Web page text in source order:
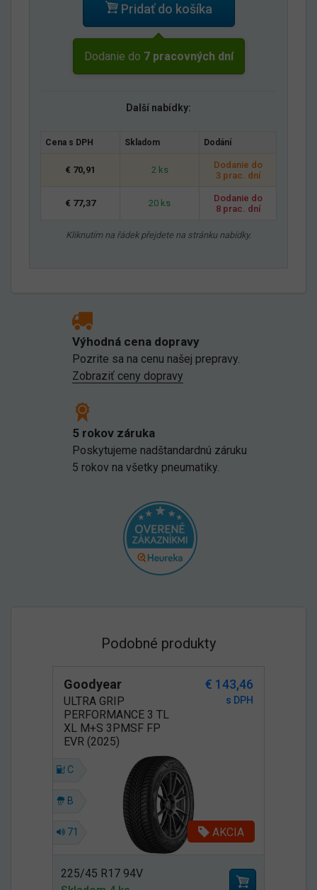
Pridať do košíka
Dodanie do 7 pracovných dní
Další nabídky:
Cena s DPH Skladom Dodání
€ 70,91 2 ks
Dodanie do
3 prac. dní
€ 77,37 20 ks
Dodanie do
8 prac. dní
Kliknutím na řádek přejdete na stránku nabídky.
Výhodná cena dopravy
Pozrite sa na cenu našej prepravy.
Zobraziť ceny dopravy
5 rokov záruka
Poskytujeme nadštandardnú záruku
5 rokov na všetky pneumatiky.
Podobné produkty
Goodyear € 143,46
ULTRA GRIP
PERFORMANCE 3 TL
XL M+S 3PMSF FP
EVR (2025)
s DPH
C
B
71 AKCIA
225/45 R17 94V